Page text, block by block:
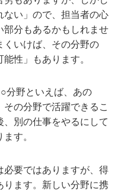
ない」ので、担当者の心
部分もあるかもしれませ
くいけば、その分野の
性」もあります。
分野といえば、あの
の分野で活躍できるこ
別の仕事をやるにして
す。
必要ではありますが、得
ります。新しい分野に携